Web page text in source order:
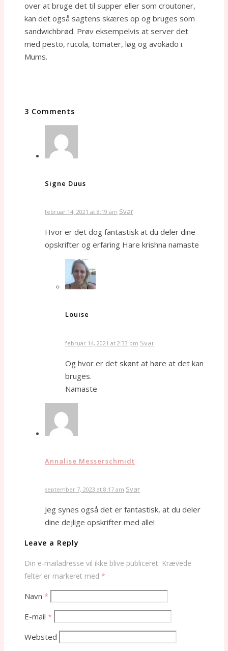
over at bruge det til supper eller som croutoner,
kan det også sagtens skæres op og bruges som
sandwichbrød. Prøv eksempelvis at server det
med pesto, rucola, tomater, løg og avokado i.
Mums.
3 Comments
Signe Duus
februar 14, 2021 at 8:19 am Svar
Hvor er det dog fantastisk at du deler dine
opskrifter og erfaring Hare krishna namaste
Louise
februar 14, 2021 at 2:33 pm Svar
Og hvor er det skønt at høre at det kan
bruges.
Namaste
Annalise Messerschmidt
september 7, 2023 at 8:17 am Svar
Jeg synes også det er fantastisk, at du deler
dine dejlige opskrifter med alle!
Leave a Reply
Din e-mailadresse vil ikke blive publiceret. Krævede
felter er markeret med *
Navn *
E-mail *
Websted